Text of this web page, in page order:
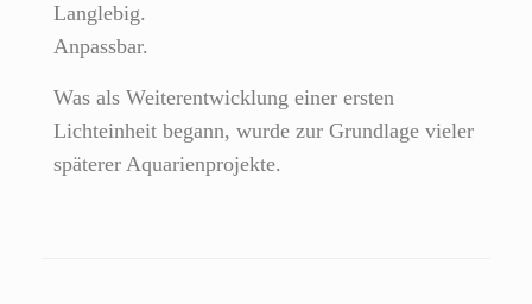
Langlebig.
Anpassbar.
Was als Weiterentwicklung einer ersten
Lichteinheit begann, wurde zur Grundlage vieler
späterer Aquarienprojekte.